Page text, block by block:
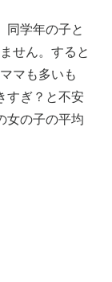
同学年の子と
せん。すると
マも多いも
すぎ？と不安
女の子の平均